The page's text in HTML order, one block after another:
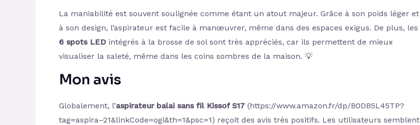
La maniabilité est souvent soulignée comme étant un atout majeur. Grâce à son poids léger et
à son design, l’aspirateur est facile à manœuvrer, même dans des espaces exigus. De plus, les
6 spots LED intégrés à la brosse de sol sont très appréciés, car ils permettent de mieux
visualiser la saleté, même dans les coins sombres de la maison. 💡
Mon avis
Globalement, l’aspirateur balai sans fil Kissof S17 (https://www.amazon.fr/dp/B0DB5L45TP?
tag=aspira–21&linkCode=ogi&th=1&psc=1) reçoit des avis très positifs. Les utilisateurs semblent